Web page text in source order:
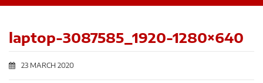
laptop-3087585_1920-1280×640
23 MARCH 2020